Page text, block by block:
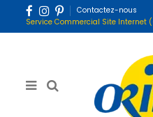
Contactez-nous
Service Commercial Site Internet